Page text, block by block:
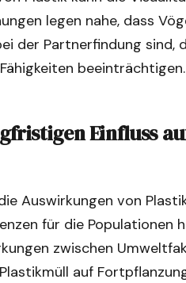
legen nahe, dass
der Partnerfindung sind,
beeinträchtigen.
Einfluss
Auswirkungen von
für die Populationen
zwischen
auf